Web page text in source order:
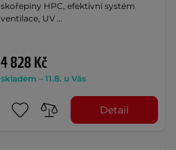
skořepiny HPC, efektivní systém
ventilace, UV …
4 828 Kč
skladem – 11.8. u Vás
Detail